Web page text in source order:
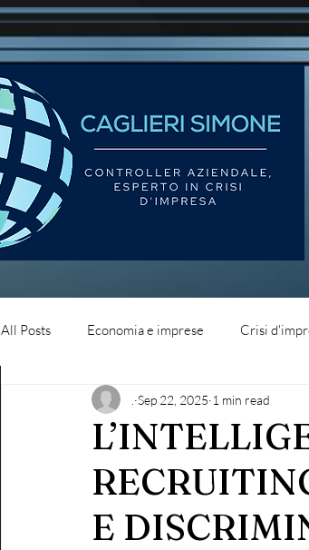
All Posts Economia e imprese Crisi
Diritto del lavoro Blog - liquidità aziendale
E
Sep 22, 2025 1 min read